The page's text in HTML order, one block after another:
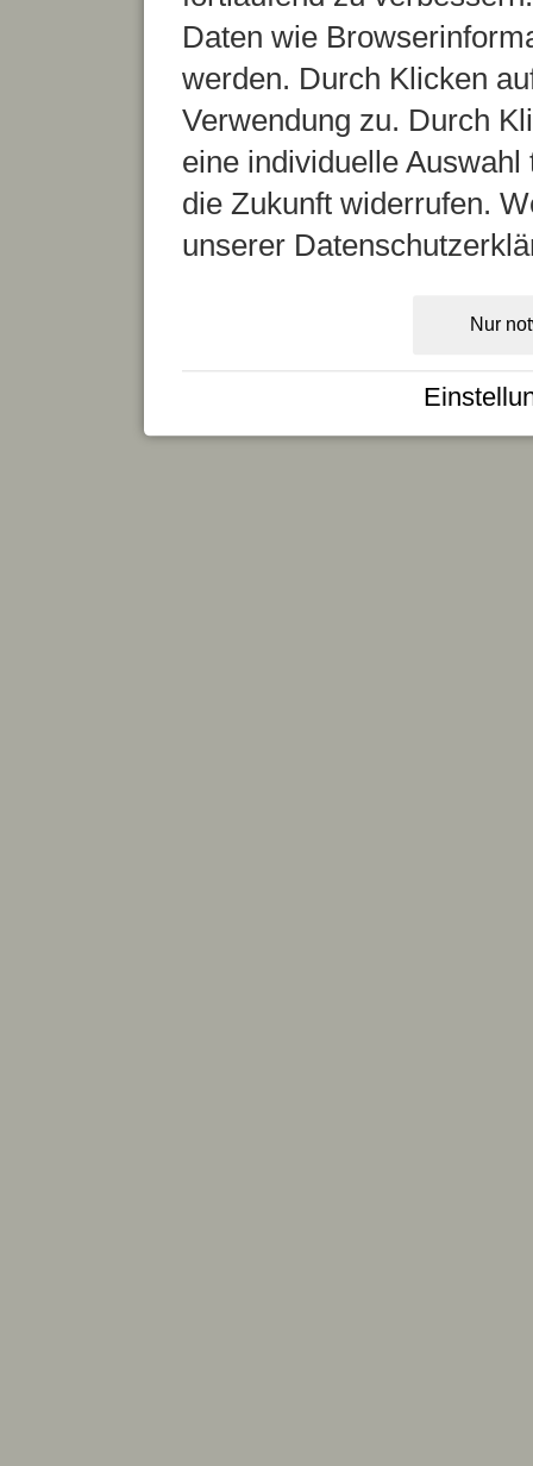
Daten wie
werden. Durch Klicken
Verwendung zu. Durch
eine individuelle
die Zukunft widerrufen.
unserer
Nur